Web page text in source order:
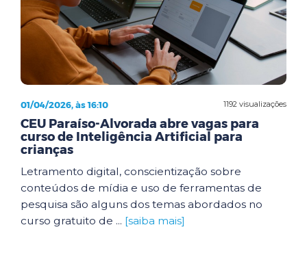
1192 visualizações
01/04/2026, às 16:10
CEU Paraíso-Alvorada abre vagas para
curso de Inteligência Artificial para
crianças
Letramento digital, conscientização sobre
conteúdos de mídia e uso de ferramentas de
pesquisa são alguns dos temas abordados no
curso gratuito de ... [saiba mais]